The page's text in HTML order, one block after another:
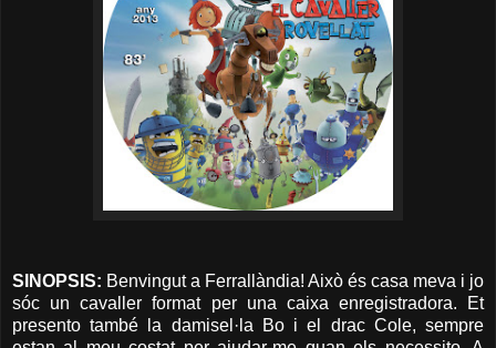
SINOPSIS: Benvingut a Ferrallàndia! Això és casa meva i jo
sóc un cavaller format per una caixa enregistradora. Et
presento també la damisel·la Bo i el drac Cole, sempre